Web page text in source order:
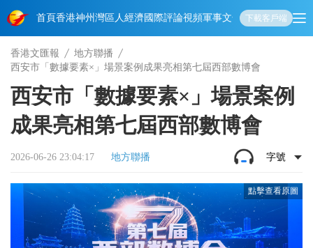
首頁香港神州 灣區人經濟國際評論視頻軍事文化 娛樂生活教育體
下載客戶端
香港文匯報
地方聯播
西安市「數據要素×」場景案例成果亮相第七屆西部數博會
西安市「數據要素×」場景案例
成果亮相第七屆西部數博會
2026-06-26 23:04:17 地方聯播 字號